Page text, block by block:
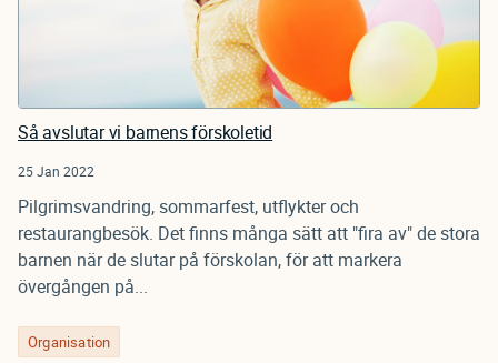
Så avslutar vi barnens förskoletid
25 Jan 2022
Pilgrimsvandring, sommarfest, utflykter och
restaurangbesök. Det finns många sätt att "fira av" de stora
barnen när de slutar på förskolan, för att markera
övergången på...
Organisation